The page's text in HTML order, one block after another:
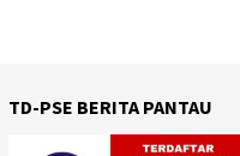
TD-PSE BERITA PANTAU